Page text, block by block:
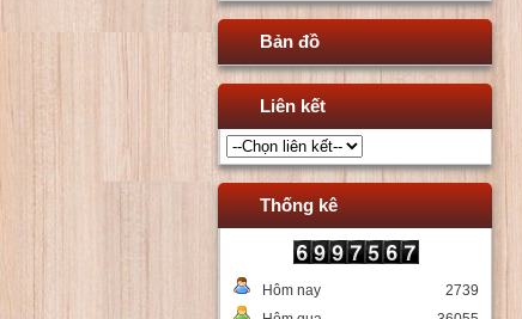
Bản đồ
Liên kết
Thống kê
Hôm nay
2739